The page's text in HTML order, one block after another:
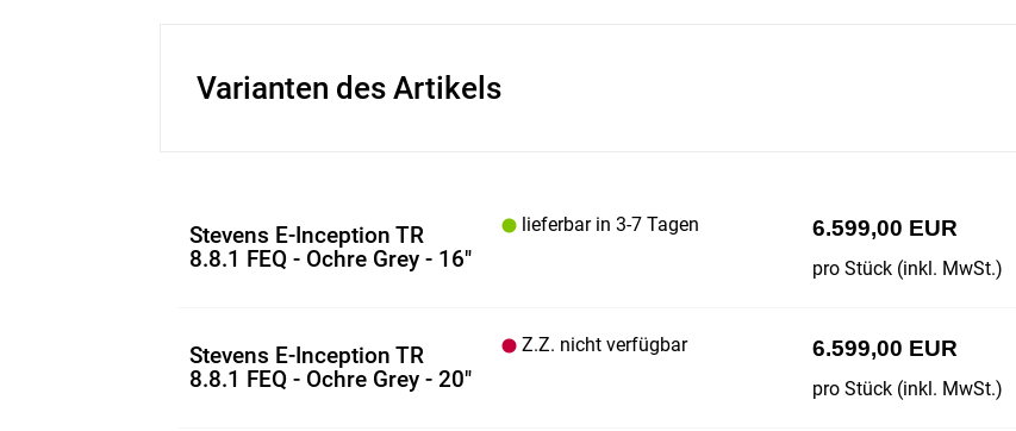
Varianten des Artikels
Stevens E-Inception TR
8.8.1 FEQ - Ochre Grey - 16"
lieferbar in 3-7 Tagen 6.599,00 EUR
pro Stück (inkl. MwSt.)
Stevens E-Inception TR
8.8.1 FEQ - Ochre Grey - 20"
Z.Z. nicht verfügbar 6.599,00 EUR
pro Stück (inkl. MwSt.)